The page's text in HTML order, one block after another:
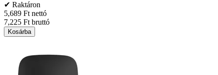
✔ Raktáron
5,689 Ft nettó
7,225 Ft bruttó
Kosárba